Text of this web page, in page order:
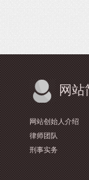
网站
网站创始人介绍
律师团队
刑事实务